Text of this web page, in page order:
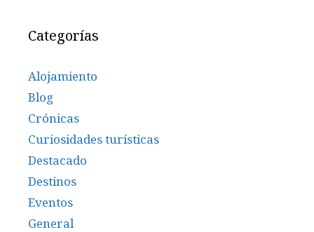
Categorías
Alojamiento
Blog
Crónicas
Curiosidades turísticas
Destacado
Destinos
Eventos
General